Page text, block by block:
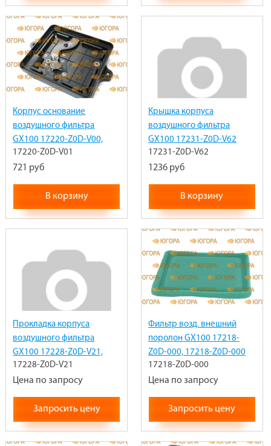
Корпус основание
воздушного фильтра
GX100 17220-Z0D-V00,
17220-Z0D-V01
17220-Z0D-V01
721 руб
В корзину
Крышка корпуса
воздушного фильтра
GX100 17231-Z0D-V62
17231-Z0D-V62
1236 руб
В корзину
Прокладка корпуса
воздушного фильтра
GX100 17228-Z0D-V21,
17228Z0DV21
17228-Z0D-V21
Цена по запросу
Запросить цену
Фильтр возд. внешний
поролон GX100 17218-
Z0D-000, 17218-Z0D-000
17218-Z0D-000
Цена по запросу
Запросить цену